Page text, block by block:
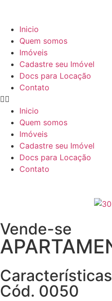
Inicio
Quem somos
Imóveis
Cadastre seu Imóvel
Docs para Locação
Contato
Inicio
Quem somos
Imóveis
Cadastre seu Imóvel
Docs para Locação
Contato
Vende-se
Cód. 0050